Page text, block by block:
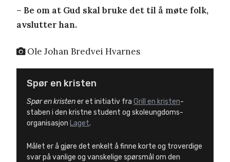
– Be om at Gud skal bruke det til å møte folk,
avslutter han.
Ole Johan Bredvei Hvarnes
Spør en kristen
Spørenkristener et initiativ fra Grill en kristen-
staben i den kristne student og skoleungdoms-
organisasjon Laget.
Målet er å gjøre det enkelt å finne korte og troverdige
svar på vanlige og vanskelige spørsmål om den